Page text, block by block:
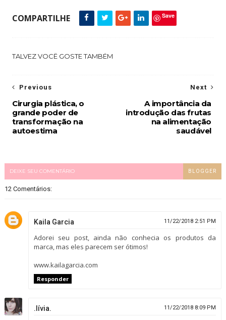
COMPARTILHE Save
TALVEZ VOCÊ GOSTE TAMBÉM
Next
A importância da
introdução das frutas
na alimentação
saudável
Previous
Cirurgia plástica, o
grande poder de
transformação na
autoestima
DEIXE SEU COMENTÁRIO BLOGGER
12 Comentários:
Kaila Garcia 11/22/2018 2:51 PM
Adorei seu post, ainda não conhecia os produtos da
marca, mas eles parecem ser ótimos!
www.kailagarcia.com
Responder
.lívia. 11/22/2018 8:09 PM